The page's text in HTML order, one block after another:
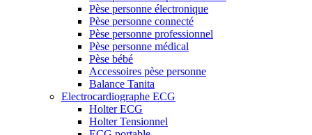
Pèse personne électronique
Pèse personne connecté
Pèse personne professionnel
Pèse personne médical
Pèse bébé
Accessoires pèse personne
Balance Tanita
Electrocardiographe ECG
Holter ECG
Holter Tensionnel